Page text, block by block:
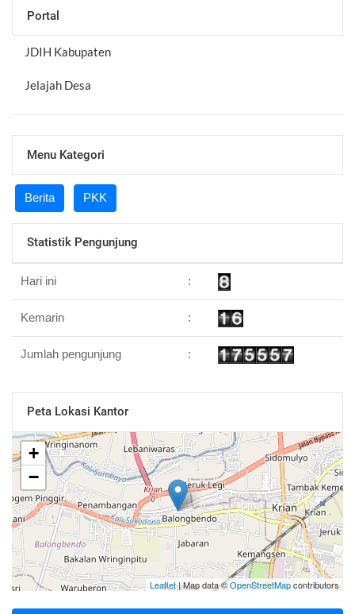
Portal
JDIH Kabupaten
Jelajah Desa
Menu Kategori
Berita PKK
Statistik Pengunjung
Hari ini :
Kemarin :
Jumlah pengunjung :
Peta Lokasi Kantor
+
−
Leaflet| Map data ©OpenStreetMapcontributors